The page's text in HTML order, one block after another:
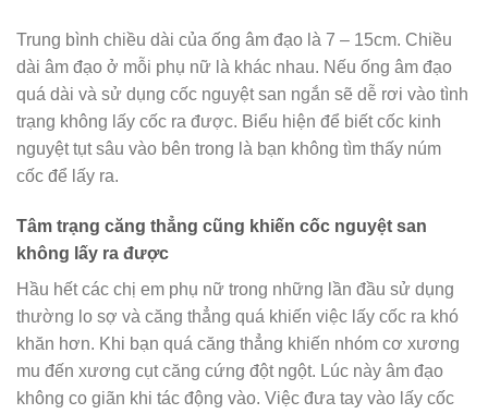
Trung bình chiều dài của ống âm đạo là 7 – 15cm. Chiều
dài âm đạo ở mỗi phụ nữ là khác nhau. Nếu ống âm đạo
quá dài và sử dụng cốc nguyệt san ngắn sẽ dễ rơi vào tình
trạng không lấy cốc ra được. Biểu hiện để biết cốc kinh
nguyệt tụt sâu vào bên trong là bạn không tìm thấy núm
cốc để lấy ra.
Tâm trạng căng thẳng cũng khiến cốc nguyệt san
không lấy ra được
Hầu hết các chị em phụ nữ trong những lần đầu sử dụng
thường lo sợ và căng thẳng quá khiến việc lấy cốc ra khó
khăn hơn. Khi bạn quá căng thẳng khiến nhóm cơ xương
mu đến xương cụt căng cứng đột ngột. Lúc này âm đạo
không co giãn khi tác động vào. Việc đưa tay vào lấy cốc